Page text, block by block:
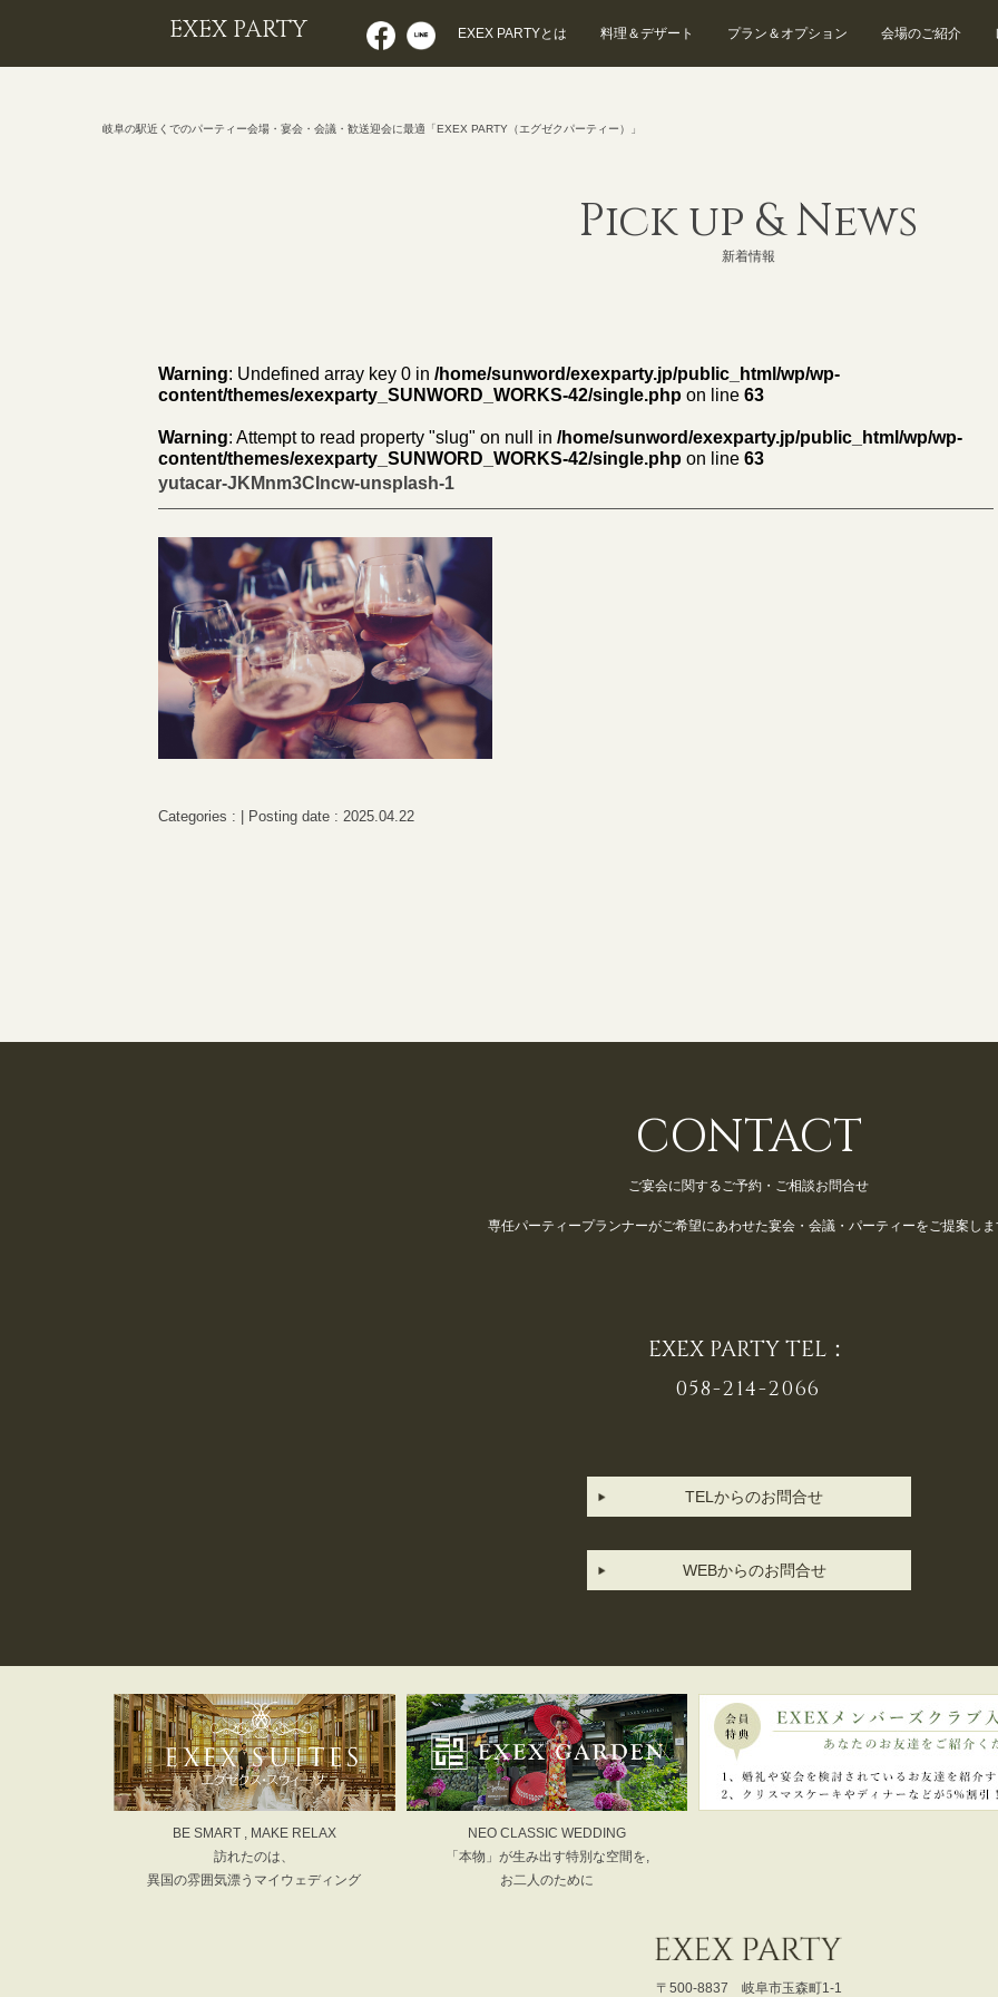
EXEX PARTY EXEX PARTYとは 料理＆デザート プラン＆オプション 会場のご紹介
岐阜の駅近くでのパーティー会場・宴会・会議・歓送迎会に最適「EXEX PARTY（エグゼクパーティー）」
Pick up & News
新着情報
Warning: Undefined array key 0 in /home/sunword/exexparty.jp/public_html/wp/wp-
content/themes/exexparty_SUNWORD_WORKS-42/single.php on line 63
Warning: Attempt to read property "slug" on null in /home/sunword/exexparty.jp/public_html/wp/wp-
content/themes/exexparty_SUNWORD_WORKS-42/single.php on line 63
yutacar-JKMnm3CIncw-unsplash-1
Categories : | Posting date : 2025.04.22
CONTACT
ご宴会に関するご予約・ご相談お問合せ
専任パーティープランナーがご希望にあわせた宴会・会議・パーティーをご提案し
EXEX PARTY TEL：
058-214-2066
TELからのお問合せ
WEBからのお問合せ
BE SMART , MAKE RELAX
訪れたのは、
異国の雰囲気漂うマイウェディング
NEO CLASSIC WEDDING
「本物」が生み出す特別な空間を,
お二人のために
〒500-8837 岐阜市玉森町1-1